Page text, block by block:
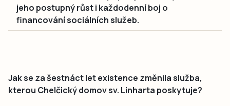
jeho postupný růst i každodenní boj o
financování sociálních služeb.
Jak se za šestnáct let existence změnila služba,
kterou Chelčický domov sv. Linharta poskytuje?